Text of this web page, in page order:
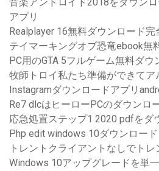
音楽アンドロイド2018をダウン
アプリ
Realplayer 16無料ダウンロード完
テイマーキングオブ恐竜ebook無
PC用のGTA 5フルゲーム無料ダウ
牧師トロイ私たち準備ができてア
Instagramダウンロードアプリ
Re7 dlcはヒーローPCのダウンロ
応急処置ステップ1 2020 pdfをダ
Php edit windows 10ダウンロード
トレントクライアントなしでト
Windows 10アップグレードを単